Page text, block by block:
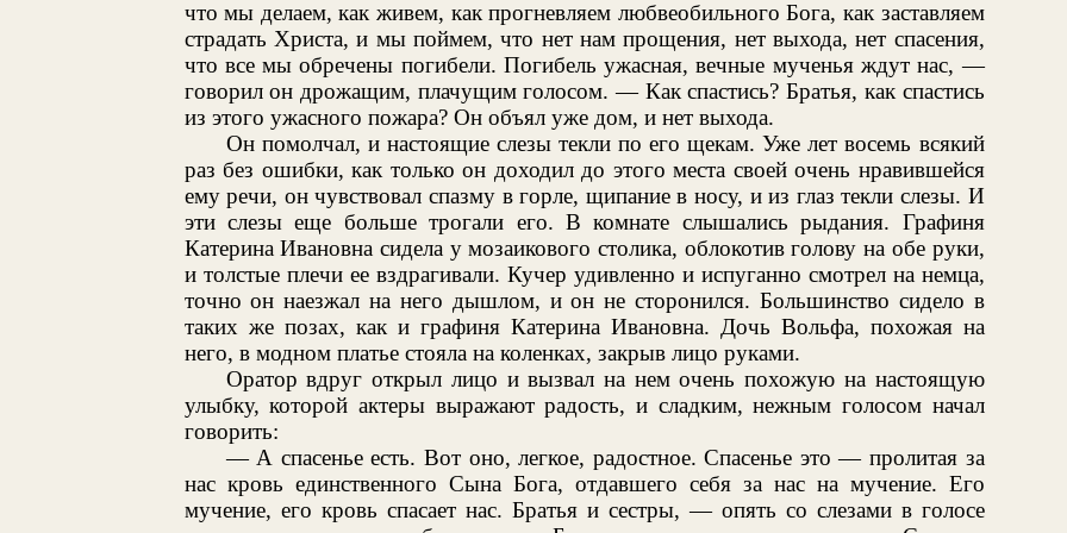
что мы делаем, как живем, как прогневляем любвеобильного Бога, как заставляем
страдать Христа, и мы поймем, что нет нам прощения, нет выхода, нет спасения,
что все мы обречены погибели. Погибель ужасная, вечные мученья ждут нас, —
говорил он дрожащим, плачущим голосом. — Как спастись? Братья, как спастись
из этого ужасного пожара? Он объял уже дом, и нет выхода.
Он помолчал, и настоящие слезы текли по его щекам. Уже лет восемь всякий
раз без ошибки, как только он доходил до этого места своей очень нравившейся
ему речи, он чувствовал спазму в горле, щипание в носу, и из глаз текли слезы. И
эти слезы еще больше трогали его. В комнате слышались рыдания. Графиня
Катерина Ивановна сидела у мозаикового столика, облокотив голову на обе руки,
и толстые плечи ее вздрагивали. Кучер удивленно и испуганно смотрел на немца,
точно он наезжал на него дышлом, и он не сторонился. Большинство сидело в
таких же позах, как и графиня Катерина Ивановна. Дочь Вольфа, похожая на
него, в модном платье стояла на коленках, закрыв лицо руками.
Оратор вдруг открыл лицо и вызвал на нем очень похожую на настоящую
улыбку, которой актеры выражают радость, и сладким, нежным голосом начал
говорить:
— А спасенье есть. Вот оно, легкое, радостное. Спасенье это — пролитая за
нас кровь единственного Сына Бога, отдавшего себя за нас на мучение. Его
мучение, его кровь спасает нас. Братья и сестры, — опять со слезами в голосе